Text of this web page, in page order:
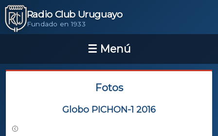
Radio Club Uruguayo
Fundado en 1933
Fotos
Globo PICHON-1 2016